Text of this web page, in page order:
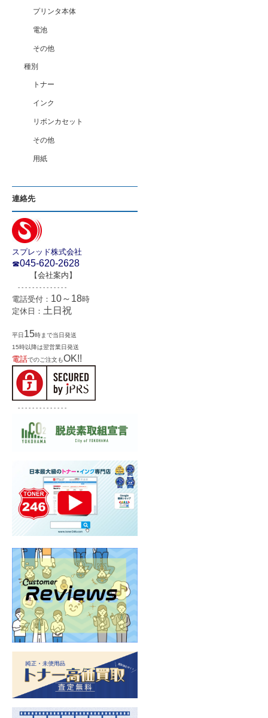
プリンタ本体
電池
その他
種別
トナー
インク
リボンカセット
その他
用紙
連絡先
スプレッド株式会社
☎045-620-2628
【会社案内 】
- - - - - - - - - - - - - -
電話受付： 10～18時
定休日： 土日祝
平日 15時まで当日発送
15時以降は翌営業日発送
電話でのご注文もOK!!
- - - - - - - - - - - - - -